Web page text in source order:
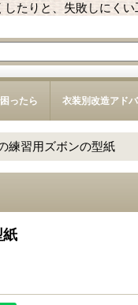
たりと、失敗しにく
ったら 衣装別改造アド
練習用ズボンの型紙
紙